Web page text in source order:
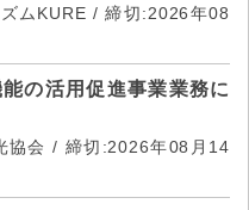
ムKURE / 締切:2026年08
の活用促進事業業務に
協会 / 締切:2026年08月14